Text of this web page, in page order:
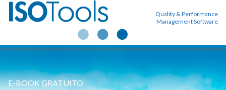
Quality & Performance
Management Software
E-BOOK GRATUITO